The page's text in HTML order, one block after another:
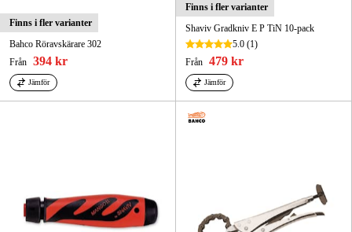
Finns i fler varianter
Bahco Röravskärare 302
Från 394 kr
Jämför
Finns i fler varianter
Shaviv Gradkniv E P TiN 10-pack
5.0 (1)
Från 479 kr
Jämför